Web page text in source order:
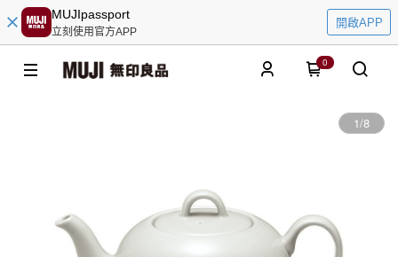
MUJIpassport
立刻使用官方APP
開啟APP
0
1/8